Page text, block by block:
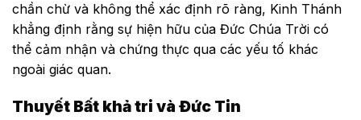
chần chừ và không thể xác định rõ ràng, Kinh Thánh
khẳng định rằng sự hiện hữu của Đức Chúa Trời có
thể cảm nhận và chứng thực qua các yếu tố khác
ngoài giác quan.
Thuyết Bất khả tri và Đức Tin